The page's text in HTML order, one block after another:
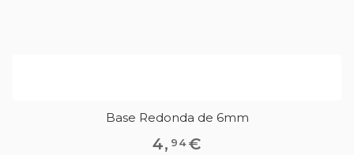
Base Redonda de 6mm
4, 94€